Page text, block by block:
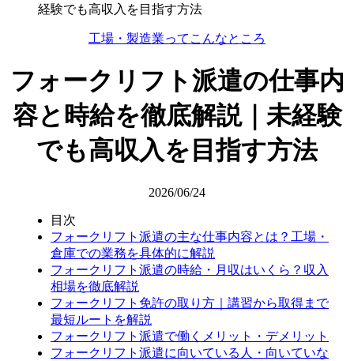
経験でも高収入を目指す方法
工場・製造業ってこんなところ
フォークリフト派遣の仕事内
容と時給を徹底解説｜未経験
でも高収入を目指す方法
2026/06/24
目次
フォークリフト派遣の主な仕事内容とは？工場・
倉庫での業務を具体的に解説
フォークリフト派遣の時給・月収はいくら？収入
相場を徹底解説
フォークリフト免許の取り方｜講習から取得まで
最短ルートを解説
フォークリフト派遣で働くメリット・デメリット
フォークリフト派遣に向いている人・向いていな